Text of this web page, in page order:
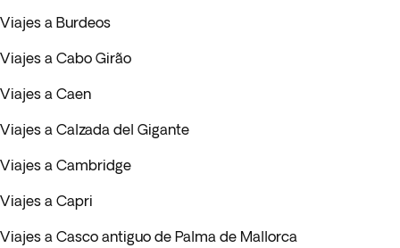
Viajes a Burdeos
Viajes a Cabo Girão
Viajes a Caen
Viajes a Calzada del Gigante
Viajes a Cambridge
Viajes a Capri
Viajes a Casco antiguo de Palma de Mallorca